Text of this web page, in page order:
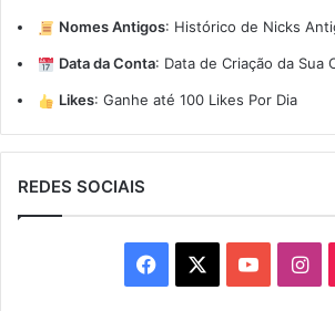
Nomes Antigos: Histórico de Nicks
Data da Conta: Data de Criação da Sua
Likes: Ganhe até 100 Likes Por Dia
REDES SOCIAIS
Facebook YouTube